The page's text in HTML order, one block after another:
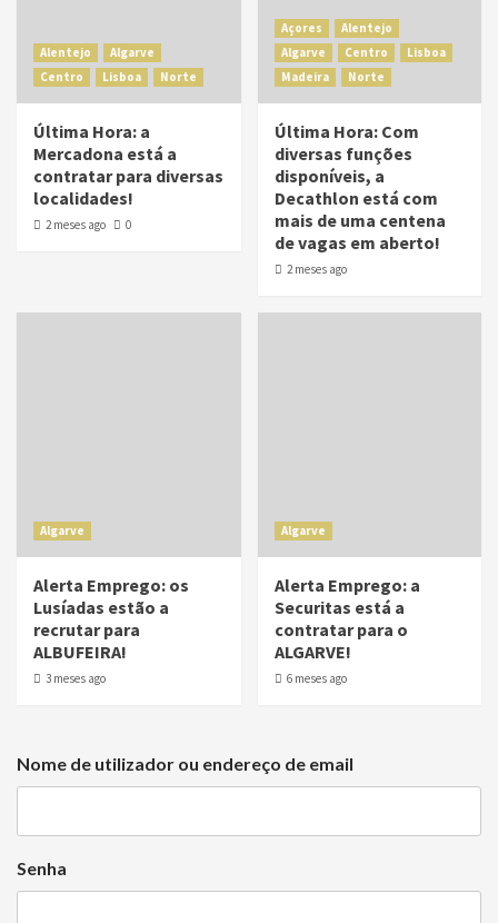
Alentejo
Algarve
Centro
Lisboa Norte
Última Hora: a
Mercadona está a
contratar para diversas
localidades!
2 meses ago 0
Açores
Alentejo
Algarve
Centro
Lisboa
Madeira
Norte
Última Hora: Com
diversas funções
disponíveis, a
Decathlon está com
mais de uma centena
de vagas em aberto!
2 meses ago
Algarve
Alerta Emprego: os
Lusíadas estão a
recrutar para
ALBUFEIRA!
3 meses ago
Algarve
Alerta Emprego: a
Securitas está a
contratar para o
ALGARVE!
6 meses ago
Nome de utilizador ou endereço de email
Senha